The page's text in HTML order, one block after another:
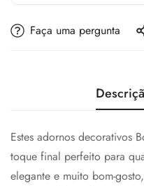
Faça uma pergunta
Estes adornos decorativos
toque final perfeito para
elegante e muito bom-